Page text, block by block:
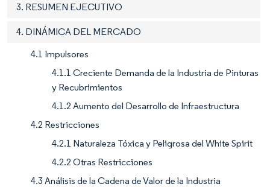
3. RESUMEN EJECUTIVO
4. DINÁMICA DEL MERCADO
4.1 Impulsores
4.1.1 Creciente Demanda de la Industria de Pinturas
y Recubrimientos
4.1.2 Aumento del Desarrollo de Infraestructura
4.2 Restricciones
4.2.1 Naturaleza Tóxica y Peligrosa del White Spirit
4.2.2 Otras Restricciones
4.3 Análisis de la Cadena de Valor de la Industria